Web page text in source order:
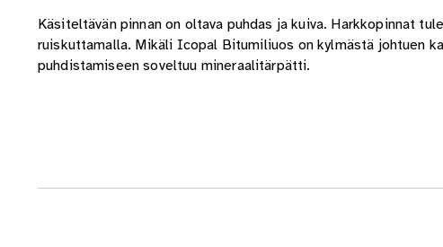
Käsiteltävän pinnan on oltava puhdas ja kuiva. Harkkopinnat
ruiskuttamalla. Mikäli Icopal Bitumiliuos on kylmästä johtuen
puhdistamiseen soveltuu mineraalitärpätti.